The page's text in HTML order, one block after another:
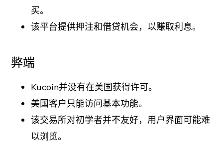
买。
该平台提供押注和借贷机会，以赚取利息。
弊端
Kucoin并没有在美国获得许可。
美国客户只能访问基本功能。
该交易所对初学者并不友好，用户界面可能难
以浏览。